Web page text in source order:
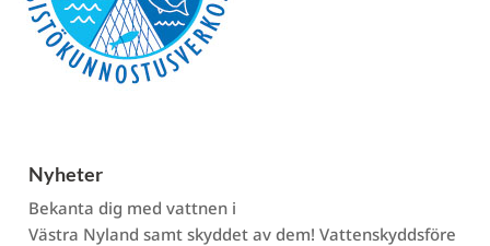
Nyheter
Bekanta dig med vattnen i
Västra Nyland samt skyddet av dem! Vattenskyddsföre